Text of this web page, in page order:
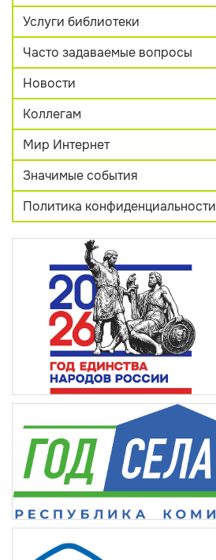
Услуги библиотеки
Часто задаваемые вопросы
Новости
Коллегам
Мир Интернет
Значимые события
Политика конфиденциальности